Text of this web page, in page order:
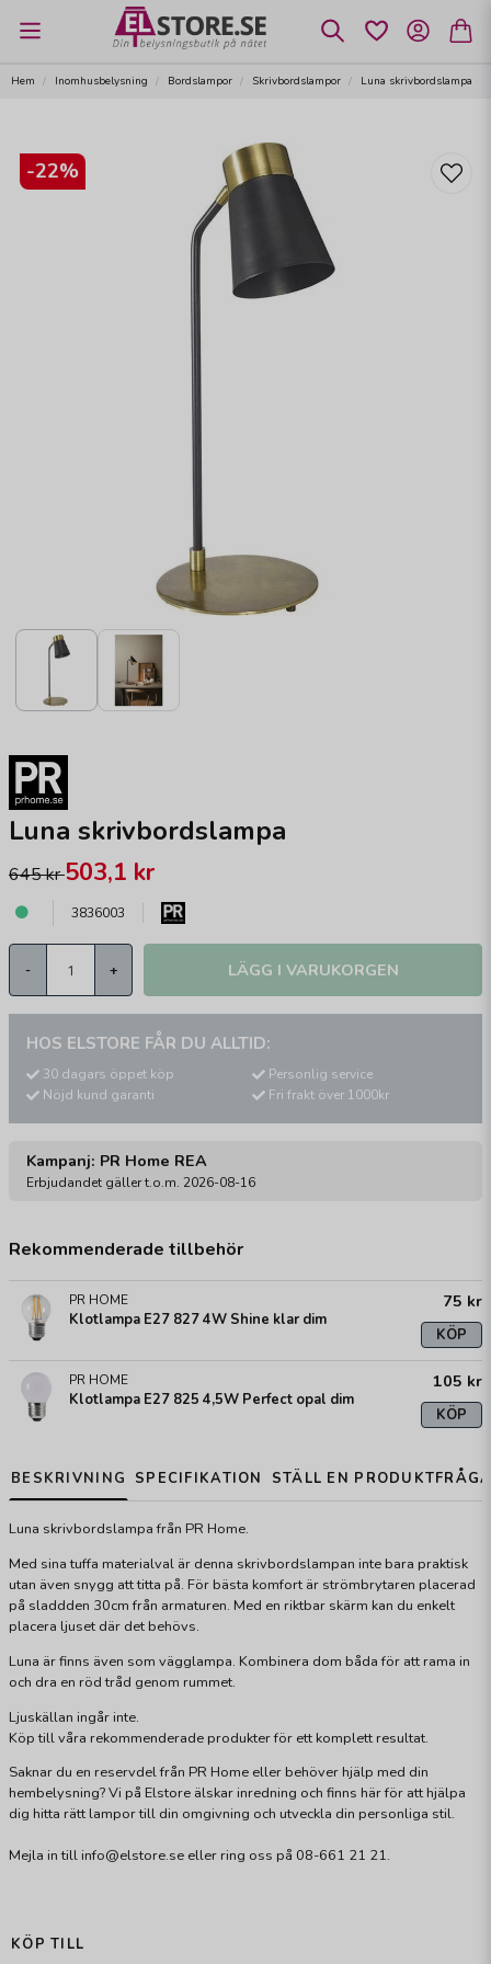
Hem Inomhusbelysning Bordslampor Skrivbordslampor Luna skrivbordslampa
-22%
Luna skrivbordslampa
645 kr503,1 kr
3836003
- + LÄGG I VARUKORGEN
HOS ELSTORE FÅR DU ALLTID:
30 dagars öppet köp
Nöjd kund garanti
Personlig service
Fri frakt över 1000kr
Kampanj: PR Home REA
Erbjudandet gäller t.o.m. 2026-08-16
Rekommenderade tillbehör
PR HOME
Klotlampa E27 827 4W Shine klar dim
75 kr
KÖP
PR HOME
Klotlampa E27 825 4,5W Perfect opal dim
105 kr
KÖP
BESKRIVNING SPECIFIKATION STÄLL EN
Luna skrivbordslampa från PR Home.
Med sina tuffa materialval är denna skrivbordslampan inte bara praktisk
utan även snygg att titta på. För bästa komfort är strömbrytaren placerad
på sladdden 30cm från armaturen. Med en riktbar skärm kan du enkelt
placera ljuset där det behövs.
Luna är finns även som vägglampa. Kombinera dom båda för att rama in
och dra en röd tråd genom rummet.
Ljuskällan ingår inte.
Köp till våra rekommenderade produkter för ett komplett resultat.
Saknar du en reservdel från PR Home eller behöver hjälp med din
hembelysning? Vi på Elstore älskar inredning och finns här för att hjälpa
dig hitta rätt lampor till din omgivning och utveckla din personliga stil.
Mejla in till info@elstore.se eller ring oss på 08-661 21 21.
KÖP TILL